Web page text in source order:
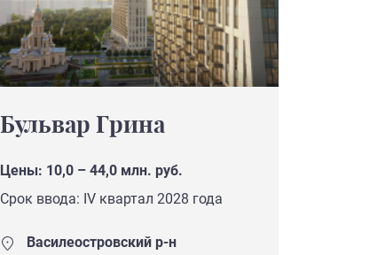
Бульвар Грина
Цены: 10,0 – 44,0 млн. руб.
Срок ввода: IV квартал 2028 года
Василеостровский р-н